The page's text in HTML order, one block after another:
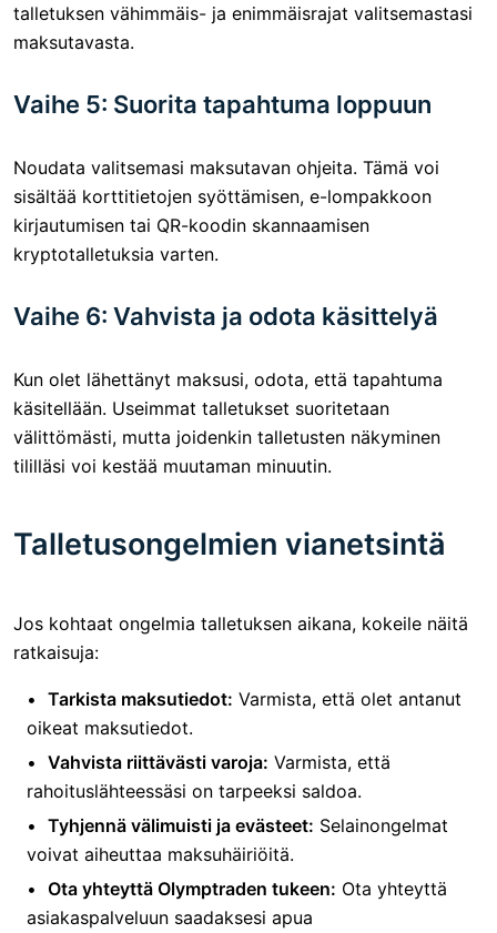
talletuksen vähimmäis- ja enimmäisrajat valitsemastasi
maksutavasta.
Vaihe 5: Suorita tapahtuma loppuun
Noudata valitsemasi maksutavan ohjeita. Tämä voi
sisältää korttitietojen syöttämisen, e-lompakkoon
kirjautumisen tai QR-koodin skannaamisen
kryptotalletuksia varten.
Vaihe 6: Vahvista ja odota käsittelyä
Kun olet lähettänyt maksusi, odota, että tapahtuma
käsitellään. Useimmat talletukset suoritetaan
välittömästi, mutta joidenkin talletusten näkyminen
tililläsi voi kestää muutaman minuutin.
Talletusongelmien vianetsintä
Jos kohtaat ongelmia talletuksen aikana, kokeile näitä
ratkaisuja:
Tarkista maksutiedot: Varmista, että olet antanut
oikeat maksutiedot.
Vahvista riittävästi varoja: Varmista, että
rahoituslähteessäsi on tarpeeksi saldoa.
Tyhjennä välimuisti ja evästeet: Selainongelmat
voivat aiheuttaa maksuhäiriöitä.
Ota yhteyttä Olymptraden tukeen: Ota yhteyttä
asiakaspalveluun saadaksesi apua